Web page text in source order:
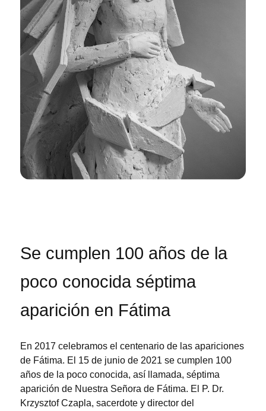
Se cumplen 100 años de la
poco conocida séptima
aparición en Fátima
En 2017 celebramos el centenario de las apariciones
de Fátima. El 15 de junio de 2021 se cumplen 100
años de la poco conocida, así llamada, séptima
aparición de Nuestra Señora de Fátima. El P. Dr.
Krzysztof Czapla, sacerdote y director del